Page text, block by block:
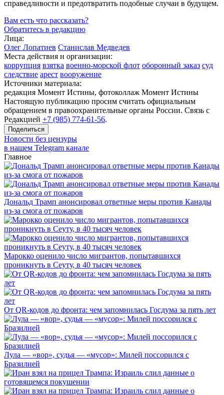
справедливости и предотвратить подобные случаи в будущем.
Вам есть что рассказать?
Обратитесь в редакцию
Лица:
Олег Лопатиев Станислав Медведев
Места действия и организации:
коррупция взятка военно-морской флот оборонный заказ суд
следствие арест вооружение
Источники материала:
редакция Момент Истины, фотоколлаж Момент Истины
Настоящую публикацию просим считать официальным
обращением в правоохранительные органы России. Связь с
Редакцией +7 (985) 774-61-56.
Поделиться
Новости без цензуры
в нашем Telegram канале
Главное
Дональд Трамп анонсировал ответные меры против Канады
из-за смога от пожаров
Марокко оценило число мигрантов, попытавшихся
проникнуть в Сеуту, в 40 тысяч человек
От QR-кодов до фронта: чем запомнилась Госдума за пять лет
Лула — «вор», судья — «мусор»: Милей поссорился с
Бразилией